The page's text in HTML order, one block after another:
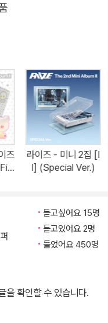
즈
라이즈 - 미니 2집 [I
I] (Special Ver.)
듣고싶어요 15명
듣고있어요 2명
들었어요 450명
을 확인할 수 있습니다.